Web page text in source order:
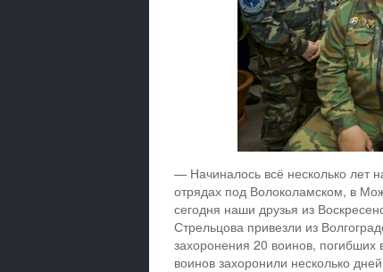
— Начиналось всё несколько лет
отрядах под Волоколамском, в
сегодня наши друзья из
Стрельцова привезли из
захоронения 20 воинов, погибших
воинов захоронили несколько